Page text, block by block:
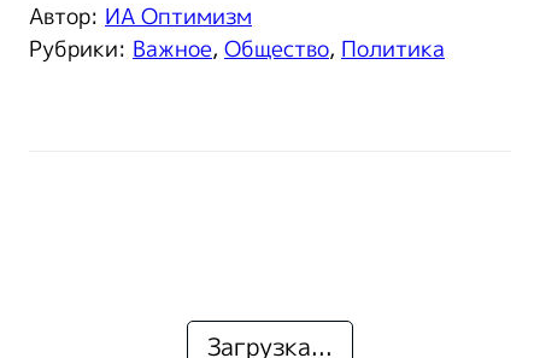
Автор: ИА Оптимизм
Рубрики: Важное, Общество, Политика
Загрузка...